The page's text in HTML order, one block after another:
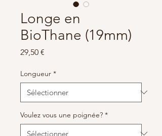
Longe en
BioThane (19mm)
29,50 €
Longueur *
Voulez vous une poignée? *